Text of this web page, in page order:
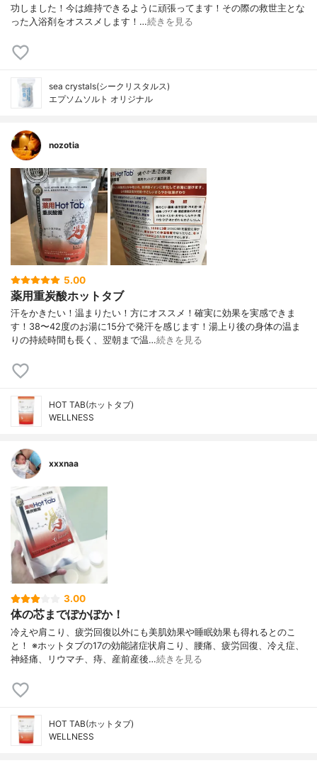
功しました！今は維持できるように頑張ってます！その際の救世主とな
った入浴剤をオススメします！…続きを見る
sea crystals(シークリスタルス)
エプソムソルト オリジナル
nozotia
5.00
薬用重炭酸ホットタブ
汗をかきたい！温まりたい！方にオススメ！確実に効果を実感できま
す！38〜42度のお湯に15分で発汗を感じます！湯上り後の身体の温ま
りの持続時間も長く、翌朝まで温…続きを見る
HOT TAB(ホットタブ)
WELLNESS
xxxnaa
3.00
体の芯までぽかぽか！
冷えや肩こり、疲労回復以外にも美肌効果や睡眠効果も得れるとのこ
と！ ※ホットタブの17の効能諸症状肩こり、腰痛、疲労回復、冷え症、
神経痛、リウマチ、痔、産前産後…続きを見る
HOT TAB(ホットタブ)
WELLNESS